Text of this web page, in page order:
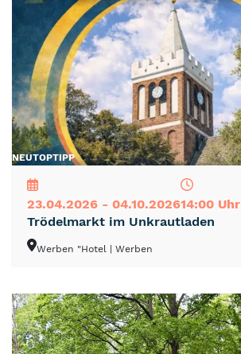
NEUTOPTIPP
23.04.2026 - 04.10.202614:00 Uhr
Trödelmarkt im Unkrautladen
Werben "Hotel | Werben